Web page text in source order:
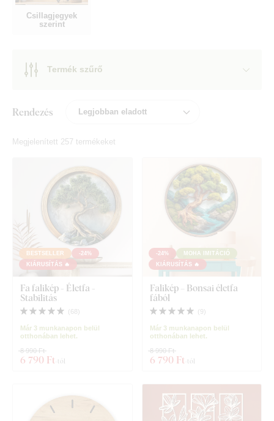
Csillagjegyek
szerint
Termék szűrő
Rendezés
Megjelenített 257 termékeket
BESTSELLER
-24%
KIÁRUSÍTÁS 🔥
Fa falikép - Életfa -
Stabilitás
( 68 )
Már 3 munkanapon belül
otthonában lehet.
6 790 Ft -tól
8 990 Ft
-24%
MOHA IMITÁCIÓ
KIÁRUSÍTÁS 🔥
Falikép – Bonsai életfa
fából
( 9)
Már 3 munkanapon belül
otthonában lehet.
6 790 Ft -tól
8 990 Ft